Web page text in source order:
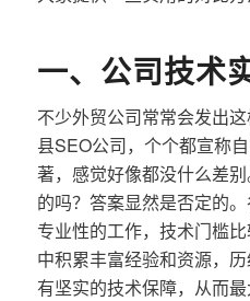
一、公司技术
不少外贸公司常常会发出
县SEO公司，个个都宣称
著，感觉好像都没什么差
的吗？答案显然是否定的
专业性的工作，技术门槛
中积累丰富经验和资源，
有坚实的技术保障，从而